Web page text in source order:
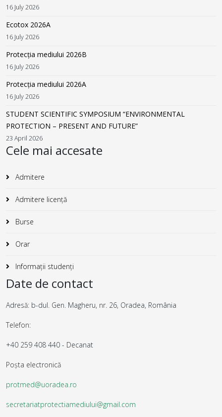
16 July 2026
Ecotox 2026A
16 July 2026
Protecția mediului 2026B
16 July 2026
Protecția mediului 2026A
16 July 2026
STUDENT SCIENTIFIC SYMPOSIUM “ENVIRONMENTAL
PROTECTION – PRESENT AND FUTURE”
23 April 2026
Cele mai accesate
Admitere
Admitere licență
Burse
Orar
Informații studenți
Date de contact
Adresă: b-dul. Gen. Magheru, nr. 26, Oradea, România
Telefon:
+40 259 408 440 - Decanat
Poșta electronică
protmed@uoradea.ro
secretariatprotectiamediului@gmail.com